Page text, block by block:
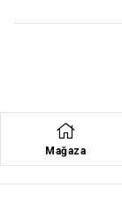
Mağaza